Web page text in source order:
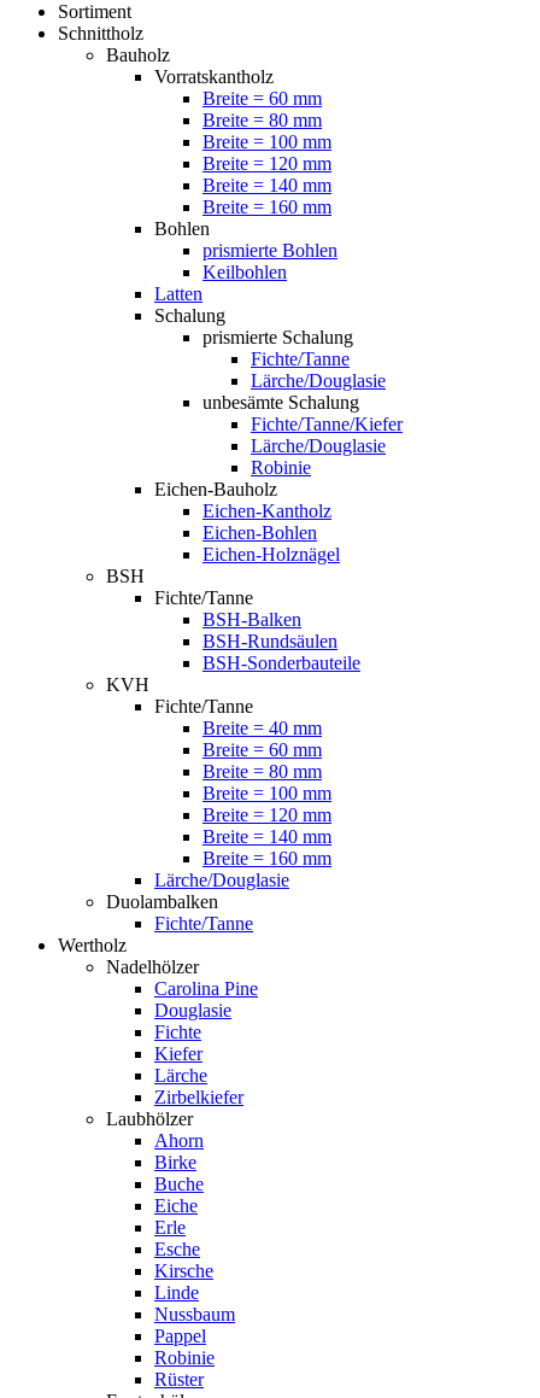
Sortiment
Schnittholz
Bauholz
Vorratskantholz
Breite = 60 mm
Breite = 80 mm
Breite = 100 mm
Breite = 120 mm
Breite = 140 mm
Breite = 160 mm
Bohlen
prismierte Bohlen
Keilbohlen
Latten
Schalung
prismierte Schalung
Fichte/Tanne
Lärche/Douglasie
unbesämte Schalung
Fichte/Tanne/Kiefer
Lärche/Douglasie
Robinie
Eichen-Bauholz
Eichen-Kantholz
Eichen-Bohlen
Eichen-Holznägel
BSH
Fichte/Tanne
BSH-Balken
BSH-Rundsäulen
BSH-Sonderbauteile
KVH
Fichte/Tanne
Breite = 40 mm
Breite = 60 mm
Breite = 80 mm
Breite = 100 mm
Breite = 120 mm
Breite = 140 mm
Breite = 160 mm
Lärche/Douglasie
Duolambalken
Fichte/Tanne
Wertholz
Nadelhölzer
Carolina Pine
Douglasie
Fichte
Kiefer
Lärche
Zirbelkiefer
Laubhölzer
Ahorn
Birke
Buche
Eiche
Erle
Esche
Kirsche
Linde
Nussbaum
Pappel
Robinie
Rüster